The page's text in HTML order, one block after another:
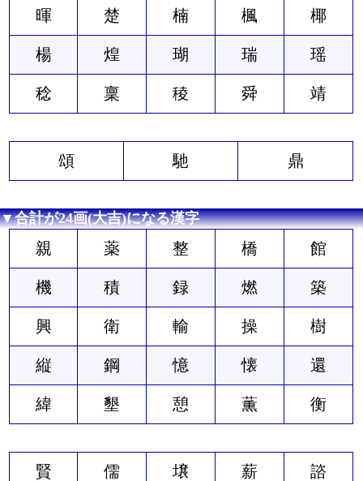
暉 楚 楠 楓 椰
楊 煌 瑚 瑞 瑶
稔 稟 稜 舜 靖
頌 馳 鼎
▼合計が24画(大吉)になる漢字
親 薬 整 橋 館
機 積 録 燃 築
興 衛 輸 操 樹
縦 鋼 憶 懐 還
緯 墾 憩 薫 衡
賢 儒 壌 薪 諮